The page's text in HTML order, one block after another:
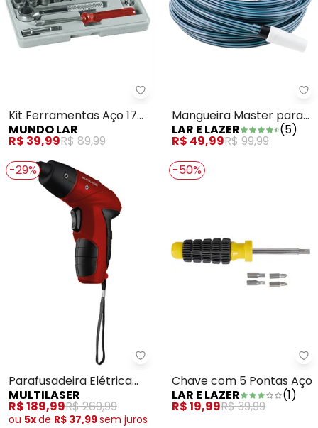
Mundo Lar - Kit Ferramentas
Kit Ferramentas Aço 17
Peças
MUNDO LAR
R$ 39,99R$ 89,99
Mangueira Master para
Jardim 15 Metros
LAR E LAZER (5)
R$ 49,99R$ 99,99
-29%
Multilaser - Parafusadeira
Parafusadeira Elétrica
Vermelha
MULTILASER
R$ 189,99R$ 269,99
ou 5xde R$ 37,99sem juros
-50%
Chave com 5 Pontas Aço
LAR E LAZER
(1)
R$ 19,99R$ 39,99